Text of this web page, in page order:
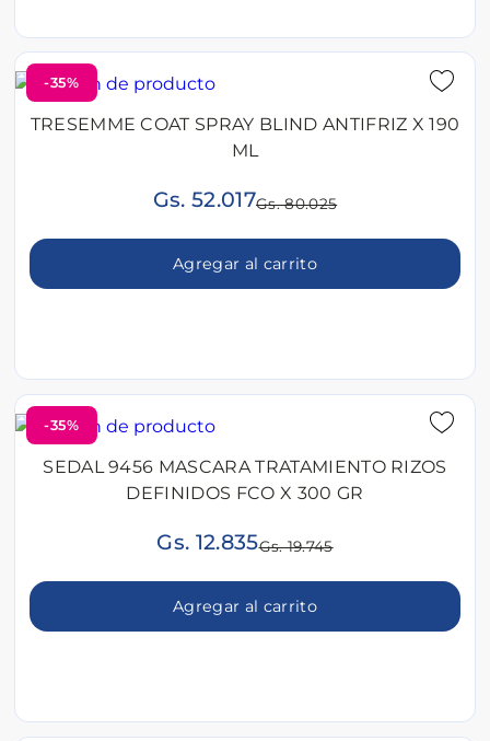
-35%
TRESEMME COAT SPRAY BLIND ANTIFRIZ X 190
ML
Gs. 52.017Gs. 80.025
Agregar al carrito
-35%
SEDAL 9456 MASCARA TRATAMIENTO RIZOS
DEFINIDOS FCO X 300 GR
Gs. 12.835Gs. 19.745
Agregar al carrito